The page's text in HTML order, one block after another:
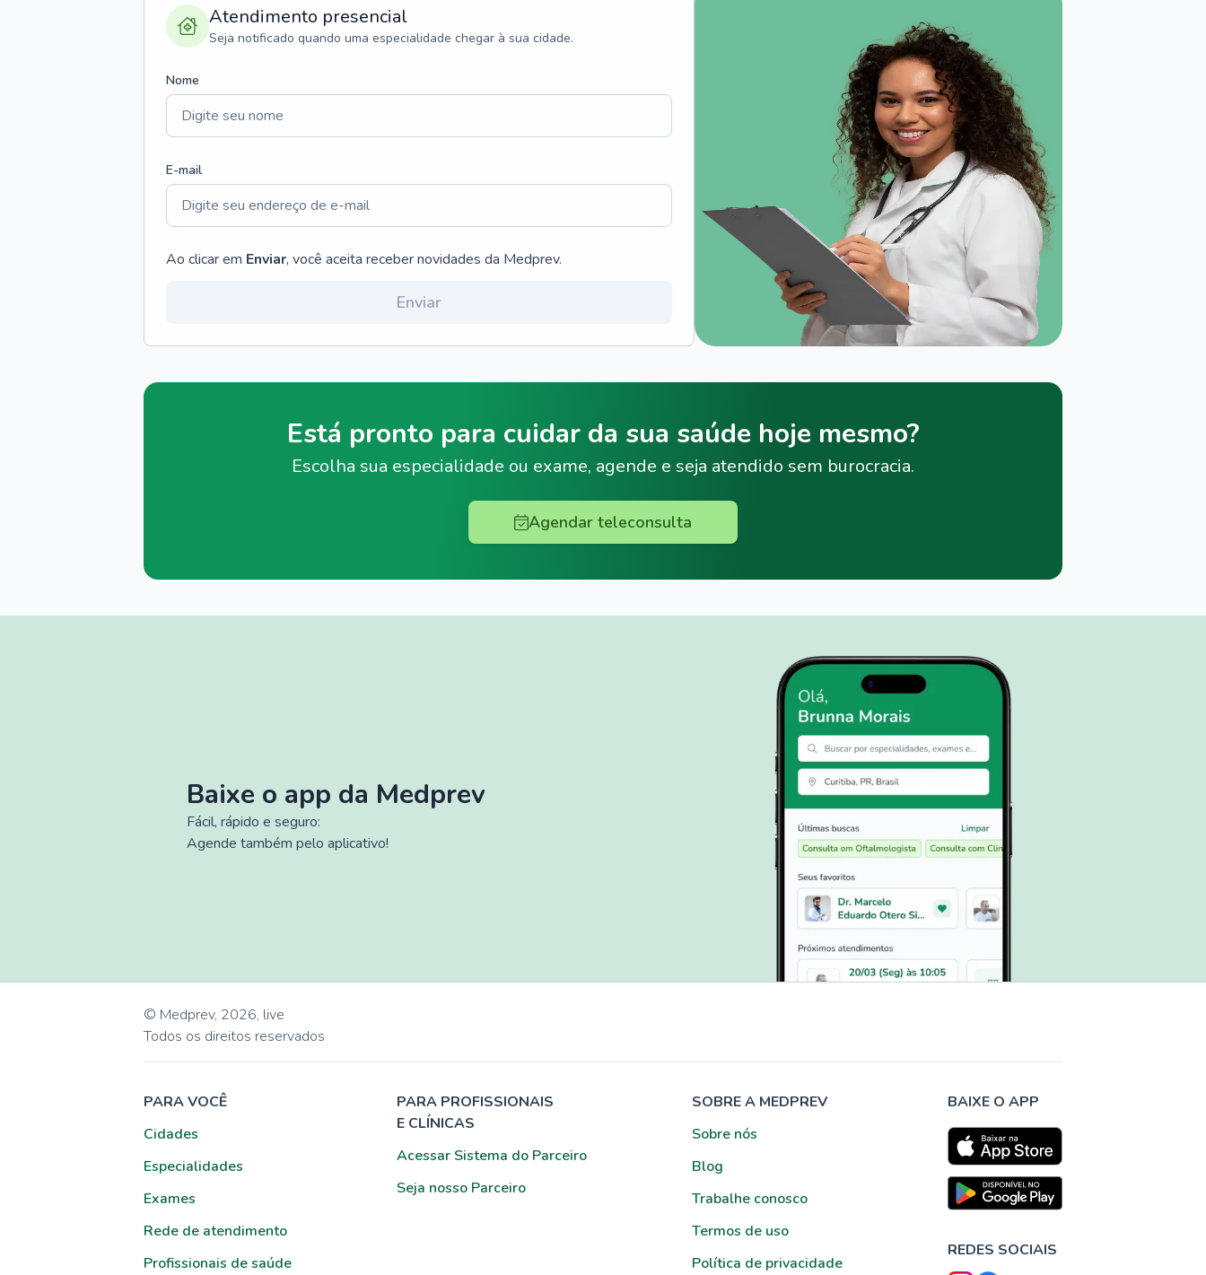
Atendimento presencial
Seja notificado quando uma especialidade chegar à sua cidade.
Nome
E-mail
Ao clicar em Enviar, você aceita receber novidades da Medprev.
Enviar
Está pronto para cuidar da sua saúde hoje mesmo?
Escolha sua especialidade ou exame, agende e seja atendido sem burocracia.
Agendar teleconsulta
Baixe o app da Medprev
Fácil, rápido e seguro:
Agende também pelo aplicativo!
© Medprev, 2026, live
Todos os direitos reservados
PARA VOCÊ
Cidades
Especialidades
Exames
Rede de atendimento
Profissionais de saúde
PARA PROFISSIONAIS
E CLÍNICAS
Acessar Sistema do Parceiro
Seja nosso Parceiro
SOBRE A MEDPREV
Sobre nós
Blog
Trabalhe conosco
Termos de uso
Política de privacidade
BAIXE O APP
REDES SOCIAIS